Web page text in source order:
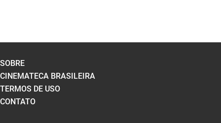
SOBRE
CINEMATECA BRASILEIRA
TERMOS DE USO
CONTATO